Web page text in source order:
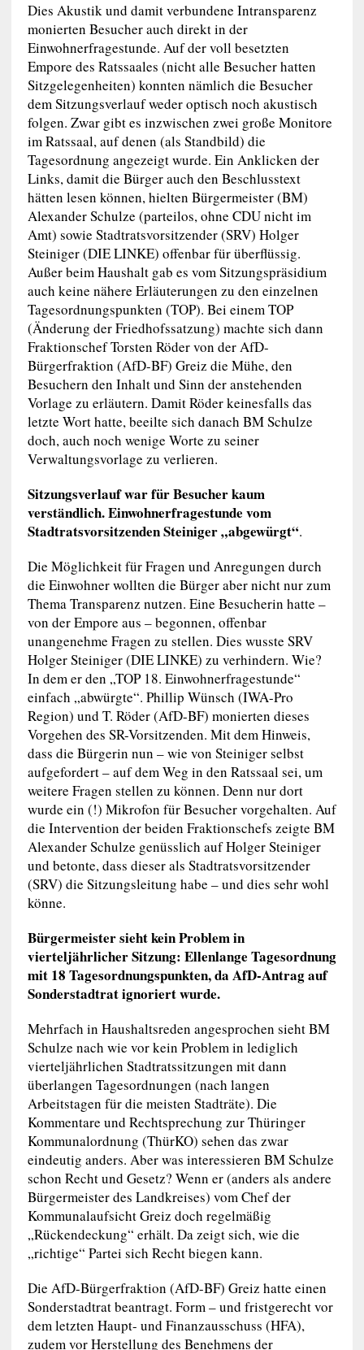
Dies Akustik und damit verbundene Intransparenz
monierten Besucher auch direkt in der
Einwohnerfragestunde. Auf der voll besetzten
Empore des Ratssaales (nicht alle Besucher hatten
Sitzgelegenheiten) konnten nämlich die Besucher
dem Sitzungsverlauf weder optisch noch akustisch
folgen. Zwar gibt es inzwischen zwei große Monitore
im Ratssaal, auf denen (als Standbild) die
Tagesordnung angezeigt wurde. Ein Anklicken der
Links, damit die Bürger auch den Beschlusstext
hätten lesen können, hielten Bürgermeister (BM)
Alexander Schulze (parteilos, ohne CDU nicht im
Amt) sowie Stadtratsvorsitzender (SRV) Holger
Steiniger (DIE LINKE) offenbar für überflüssig.
Außer beim Haushalt gab es vom Sitzungspräsidium
auch keine nähere Erläuterungen zu den einzelnen
Tagesordnungspunkten (TOP). Bei einem TOP
(Änderung der Friedhofssatzung) machte sich dann
Fraktionschef Torsten Röder von der AfD-
Bürgerfraktion (AfD-BF) Greiz die Mühe, den
Besuchern den Inhalt und Sinn der anstehenden
Vorlage zu erläutern. Damit Röder keinesfalls das
letzte Wort hatte, beeilte sich danach BM Schulze
doch, auch noch wenige Worte zu seiner
Verwaltungsvorlage zu verlieren.
Sitzungsverlauf war für Besucher kaum
verständlich. Einwohnerfragestunde vom
Stadtratsvorsitzenden Steiniger „abgewürgt“.
Die Möglichkeit für Fragen und Anregungen durch
die Einwohner wollten die Bürger aber nicht nur zum
Thema Transparenz nutzen. Eine Besucherin hatte –
von der Empore aus – begonnen, offenbar
unangenehme Fragen zu stellen. Dies wusste SRV
Holger Steiniger (DIE LINKE) zu verhindern. Wie?
In dem er den „TOP 18. Einwohnerfragestunde“
einfach „abwürgte“. Phillip Wünsch (IWA-Pro
Region) und T. Röder (AfD-BF) monierten dieses
Vorgehen des SR-Vorsitzenden. Mit dem Hinweis,
dass die Bürgerin nun – wie von Steiniger selbst
aufgefordert – auf dem Weg in den Ratssaal sei, um
weitere Fragen stellen zu können. Denn nur dort
wurde ein (!) Mikrofon für Besucher vorgehalten. Auf
die Intervention der beiden Fraktionschefs zeigte BM
Alexander Schulze genüsslich auf Holger Steiniger
und betonte, dass dieser als Stadtratsvorsitzender
(SRV) die Sitzungsleitung habe – und dies sehr wohl
könne.
Bürgermeister sieht kein Problem in
vierteljährlicher Sitzung: Ellenlange Tagesordnung
mit 18 Tagesordnungspunkten, da AfD-Antrag auf
Sonderstadtrat ignoriert wurde.
Mehrfach in Haushaltsreden angesprochen sieht BM
Schulze nach wie vor kein Problem in lediglich
vierteljährlichen Stadtratssitzungen mit dann
überlangen Tagesordnungen (nach langen
Arbeitstagen für die meisten Stadträte). Die
Kommentare und Rechtsprechung zur Thüringer
Kommunalordnung (ThürKO) sehen das zwar
eindeutig anders. Aber was interessieren BM Schulze
schon Recht und Gesetz? Wenn er (anders als andere
Bürgermeister des Landkreises) vom Chef der
Kommunalaufsicht Greiz doch regelmäßig
„Rückendeckung“ erhält. Da zeigt sich, wie die
„richtige“ Partei sich Recht biegen kann.
Die AfD-Bürgerfraktion (AfD-BF) Greiz hatte einen
Sonderstadtrat beantragt. Form – und fristgerecht vor
dem letzten Haupt- und Finanzausschuss (HFA),
zudem vor Herstellung des Benehmens der